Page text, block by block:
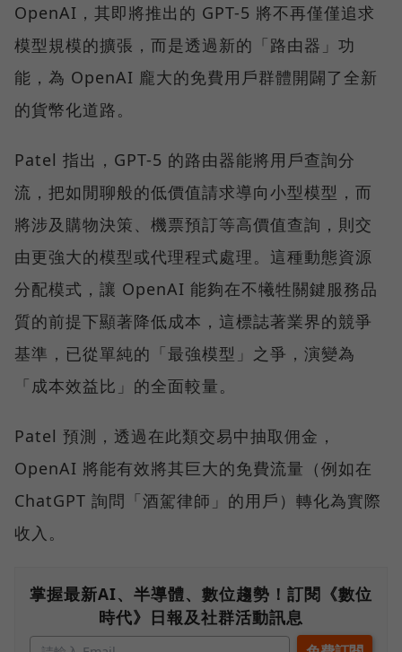
OpenAI，其即將推出的 GPT-5 將不再僅僅追求
模型規模的擴張，而是透過新的「路由器」功
能，為 OpenAI 龐大的免費用戶群體開闢了全新
的貨幣化道路。
Patel 指出，GPT-5 的路由器能將用戶查詢分
流，把如閒聊般的低價值請求導向小型模型，而
將涉及購物決策、機票預訂等高價值查詢，則交
由更強大的模型或代理程式處理。這種動態資源
分配模式，讓 OpenAI 能夠在不犧牲關鍵服務品
質的前提下顯著降低成本，這標誌著業界的競爭
基準，已從單純的「最強模型」之爭，演變為
「成本效益比」的全面較量。
Patel 預測，透過在此類交易中抽取佣金，
OpenAI 將能有效將其巨大的免費流量（例如在
ChatGPT 詢問「酒駕律師」的用戶）轉化為實際
收入。
掌握最新AI、半導體、數位趨勢！訂閱《數位
時代》日報及社群活動訊息